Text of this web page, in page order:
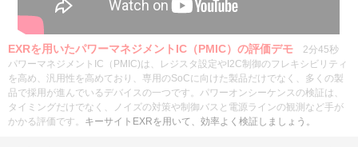
EXRを用いたパワーマネジメントIC（PMIC）の評価デモ 2分45秒
パワーマネジメントIC（PMIC)は、レジスタ設定やI2C制御のフレキシビリティ
を高め、汎用性を高めており、専用のSoCに向けた製品だけでなく、多くの製
品で採用が進んでいるデバイスの一つです。パワーオンシーケンスの検証は、
タイミングだけでなく、ノイズの対策や制御バスと電源ラインの観測など手が
かかる評価です。 キーサイトEXRを用いて、効率よく検証しましょう。